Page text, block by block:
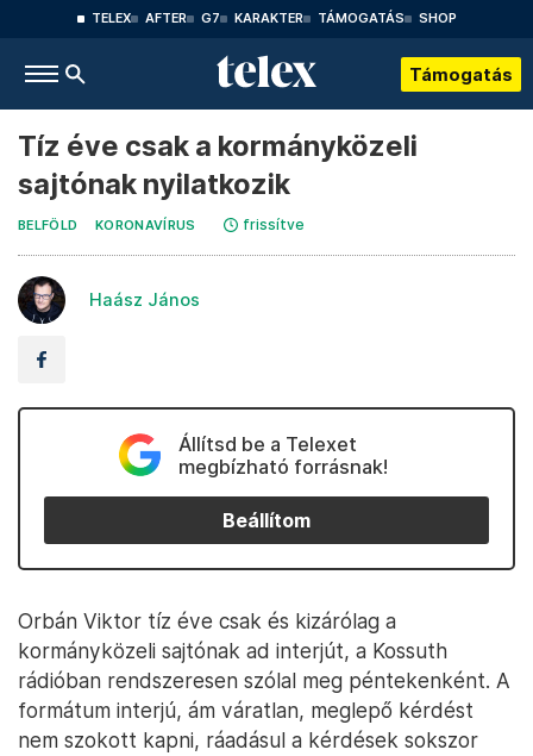
TELEX AFTER G7 KARAKTER TÁMOGATÁS SHOP
Támogatás
Tíz éve csak a kormányközeli
sajtónak nyilatkozik
BELFÖLD KORONAVÍRUS frissítve
Haász János
Állítsd be a Telexet
megbízható forrásnak!
Beállítom
Orbán Viktor tíz éve csak és kizárólag a
kormányközeli sajtónak ad interjút, a Kossuth
rádióban rendszeresen szólal meg péntekenként. A
formátum interjú, ám váratlan, meglepő kérdést
nem szokott kapni, ráadásul a kérdések sokszor